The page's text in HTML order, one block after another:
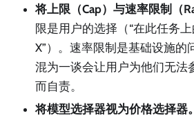
将上限（Cap）与速率限制（
限是用户的选择（“在此任务
X”）。速率限制是基础设施的
混为一谈会让用户为他们无法
而自责。
将模型选择器视为价格选择器。